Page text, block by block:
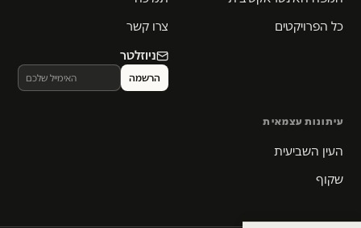
כל הפרויקטים
צרו קשר
ניוזלטר
עיתונות עצמאית
העין השביעית
שקוף